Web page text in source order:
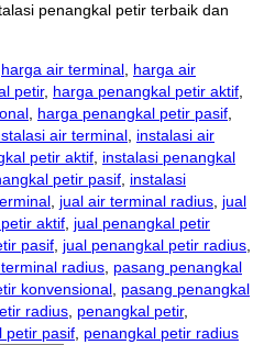
penangkal petir terbaik dan
harga air terminal harga air
petir, harga penangkal petir aktif
harga penangkal petir pasif
air terminal instalasi air
petir aktif instalasi penangkal
petir pasif instalasi
jual air terminal radius jual
aktif jual penangkal petir
pasif jual penangkal petir radius
radius pasang penangkal
konvensional pasang penangkal
radius penangkal petir,
petir pasif penangkal petir radius